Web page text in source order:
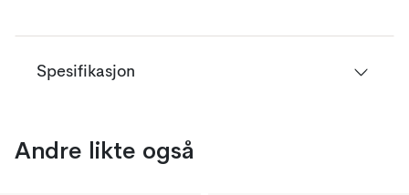
Spesifikasjon
Andre likte også